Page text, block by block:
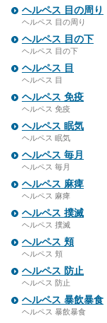
ヘルペス 目の周り
ヘルペス 目の周り
ヘルペス 目の下
ヘルペス 目の下
ヘルペス 目
ヘルペス 目
ヘルペス 免疫
ヘルペス 免疫
ヘルペス 眠気
ヘルペス 眠気
ヘルペス 毎月
ヘルペス 毎月
ヘルペス 麻痺
ヘルペス 麻痺
ヘルペス 撲滅
ヘルペス 撲滅
ヘルペス 頬
ヘルペス 頬
ヘルペス 防止
ヘルペス 防止
ヘルペス 暴飲暴食
ヘルペス 暴飲暴食